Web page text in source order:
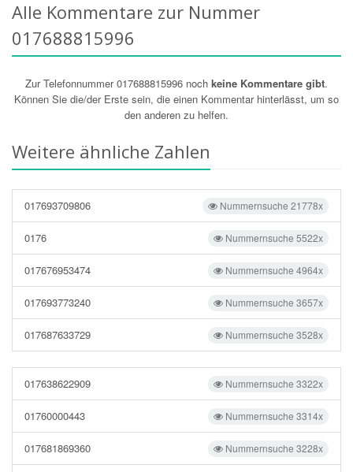
Alle Kommentare zur Nummer
017688815996
Zur Telefonnummer 017688815996 noch keine Kommentare gibt.
Können Sie die/der Erste sein, die einen Kommentar hinterlässt, um so
den anderen zu helfen.
Weitere ähnliche Zahlen
Nummernsuche 21778x
017693709806
Nummernsuche 5522x
0176
Nummernsuche 4964x
017676953474
Nummernsuche 3657x
017693773240
Nummernsuche 3528x
017687633729
Nummernsuche 3322x
017638622909
Nummernsuche 3314x
01760000443
Nummernsuche 3228x
017681869360